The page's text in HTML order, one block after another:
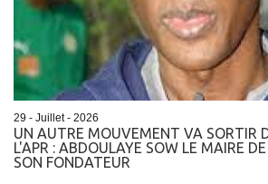
29 - Juillet - 2026
UN AUTRE MOUVEMENT VA SORTIR
L'APR : ABDOULAYE SOW LE MAIRE
SON FONDATEUR